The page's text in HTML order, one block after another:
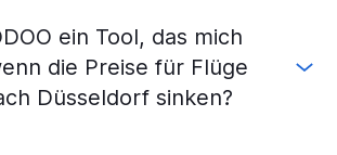
München
am Main nach Bremen
nach Frankfurt am Main
ein Tool, das mich
die Preise für Flüge
Düsseldorf sinken?